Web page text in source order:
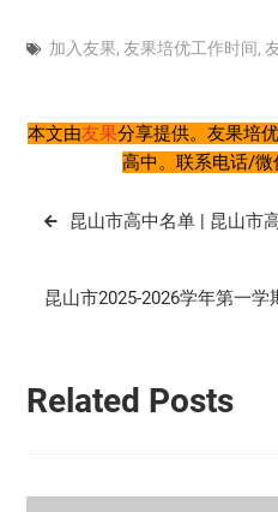
加入友果, 友果培优工作时间,
本文由友果分享提供。友果培
高中。联系电话/微
文
导
昆山市高中名单 | 昆山市
昆山市2025-2026学年第一
Related Posts